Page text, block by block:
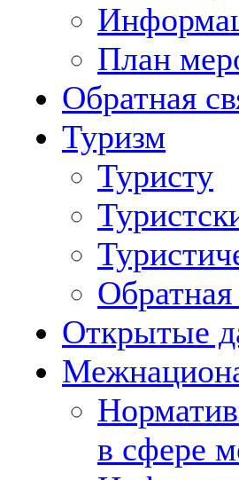
План
Обратная
Туризм
Туристу
Обратная
Открытые
в сфере